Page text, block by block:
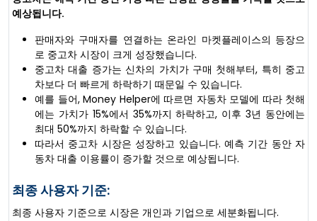
예상됩니다.
판매자와 구매자를 연결하는 온라인 마켓플레이스의 등장으
로 중고차 시장이 크게 성장했습니다.
중고차 대출 증가는 신차의 가치가 구매 첫해부터, 특히 중고
차보다 더 빠르게 하락하기 때문일 수 있습니다.
예를 들어, Money Helper에 따르면 자동차 모델에 따라 첫해
에는 가치가 15%에서 35%까지 하락하고, 이후 3년 동안에는
최대 50%까지 하락할 수 있습니다.
따라서 중고차 시장은 성장하고 있습니다. 예측 기간 동안 자
동차 대출 이용률이 증가할 것으로 예상됩니다.
최종 사용자 기준:
최종 사용자 기준으로 시장은 개인과 기업으로 세분화됩니다.